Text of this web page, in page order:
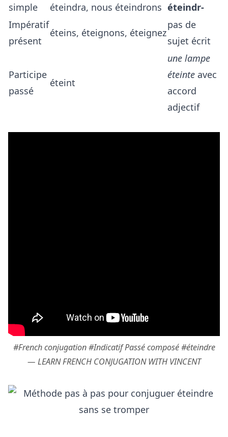
simple
éteindra, nous éteindrons éteindr-
Impératif
présent
éteins, éteignons, éteignez
pas de
sujet écrit
Participe
passé
éteint
une lampe
éteinte avec
accord
adjectif
#French conjugation #Indicatif Passé composé #éteindre
— LEARN FRENCH CONJUGATION WITH VINCENT